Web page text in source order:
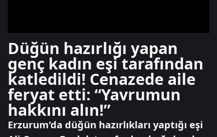
Düğün hazırlığı yapan
genç kadın eşi tarafından
katledildi! Cenazede aile
feryat etti: “Yavrumun
hakkını alın!”
Erzurum’da düğün hazırlıkları yaptığı eşi